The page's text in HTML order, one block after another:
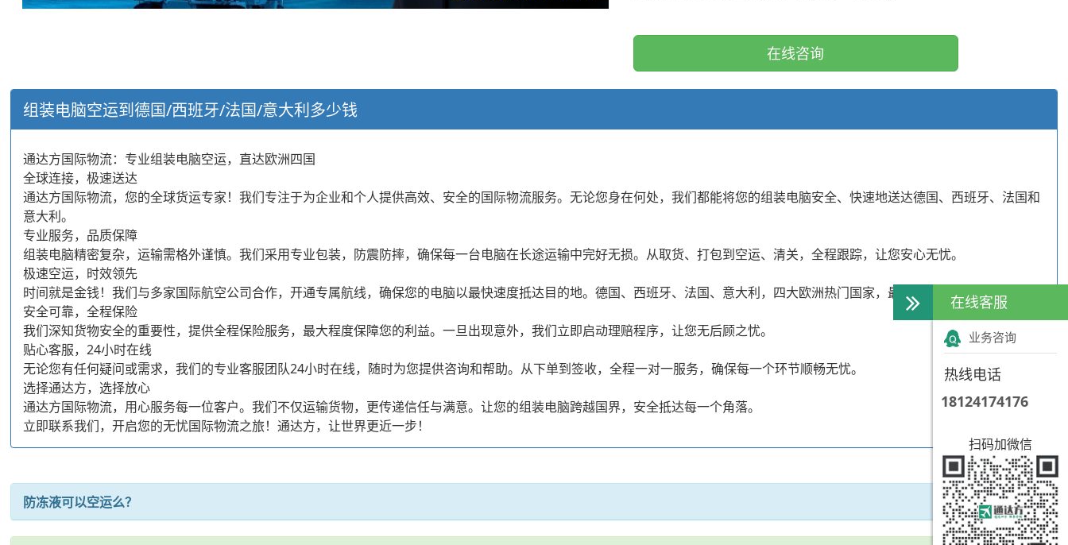
在线咨询
组装电脑空运到德国/西班牙/法国/意大利多少钱
通达方国际物流：专业组装电脑空运，直达欧洲四国
全球连接，极速送达
通达方国际物流，您的全球货运专家！我们专注于为企业和个人提供高效、安全的国际物流服务。无论您身在何处，我们都能将您的组装电脑安全、快速地送达德国、西班牙、法国和
意大利。
专业服务，品质保障
组装电脑精密复杂，运输需格外谨慎。我们采用专业包装，防震防摔，确保每一台电脑在长途运输中完好无损。从取货、打包到空运、清关，全程跟踪，让您安心无忧。
极速空运，时效领先
时间就是金钱！我们与多家国际航空公司合作，开通专属航线，确保您的电脑以最快速度抵达目的地。德国、西班牙、法国、意大利，四大欧洲热门国家，最快仅需数日即可送达。
安全可靠，全程保险
我们深知货物安全的重要性，提供全程保险服务，最大程度保障您的利益。一旦出现意外，我们立即启动理赔程序，让您无后顾之忧。
贴心客服，24小时在线
无论您有任何疑问或需求，我们的专业客服团队24小时在线，随时为您提供咨询和帮助。从下单到签收，全程一对一服务，确保每一个环节顺畅无忧。
选择通达方，选择放心
通达方国际物流，用心服务每一位客户。我们不仅运输货物，更传递信任与满意。让您的组装电脑跨越国界，安全抵达每一个角落。
立即联系我们，开启您的无忧国际物流之旅！通达方，让世界更近一步！
防冻液可以空运么？
在线客服
业务咨询
热线电话
18124174176
扫码加微信